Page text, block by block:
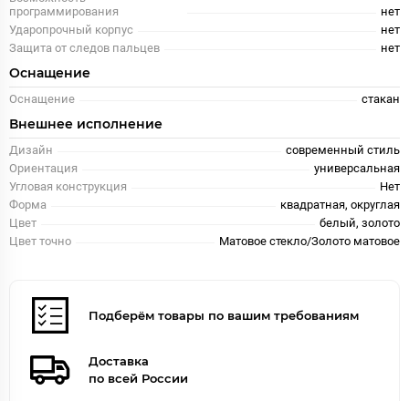
программирования
нет
Ударопрочный корпус
нет
Защита от следов пальцев
нет
Оснащение
Оснащение стакан
Внешнее исполнение
Дизайн
современный стиль
Ориентация
универсальная
Угловая конструкция
Нет
Форма
квадратная, округлая
Цвет
белый, золото
Цвет точно
Матовое стекло/Золото матовое
Подберём товары по вашим требованиям
Доставка
по всей России